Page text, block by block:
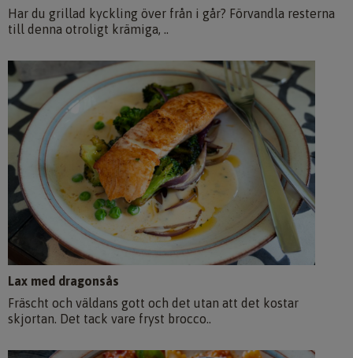
Har du grillad kyckling över från i går? Förvandla resterna
till denna otroligt krämiga, ..
Lax med dragonsås
Fräscht och väldans gott och det utan att det kostar
skjortan. Det tack vare fryst brocco..